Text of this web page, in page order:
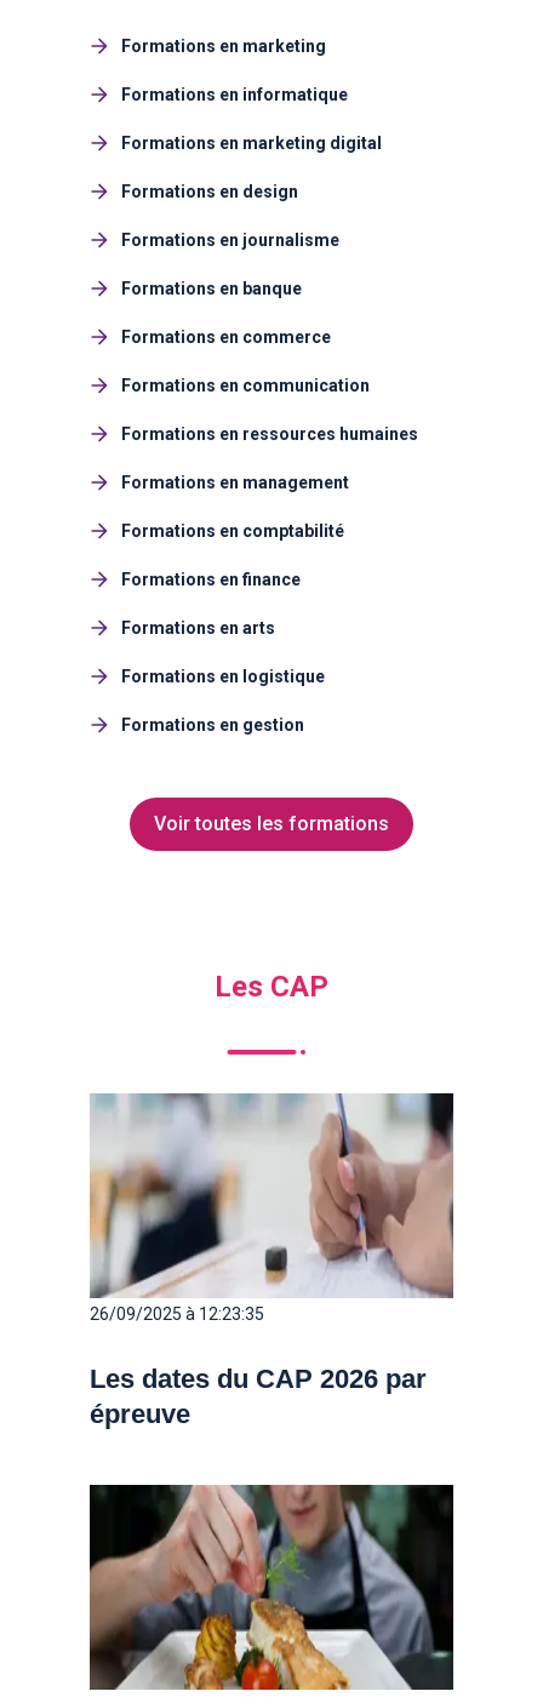
Formations en marketing
Formations en informatique
Formations en marketing digital
Formations en design
Formations en journalisme
Formations en banque
Formations en commerce
Formations en communication
Formations en ressources humaines
Formations en management
Formations en comptabilité
Formations en finance
Formations en arts
Formations en logistique
Formations en gestion
Voir toutes les formations
Les CAP
26/09/2025 à 12:23:35
Les dates du CAP 2026 par
épreuve